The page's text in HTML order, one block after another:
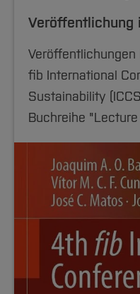
Veröffentlichung
Veröffentlichungen
fib International
Sustainability
Buchreihe